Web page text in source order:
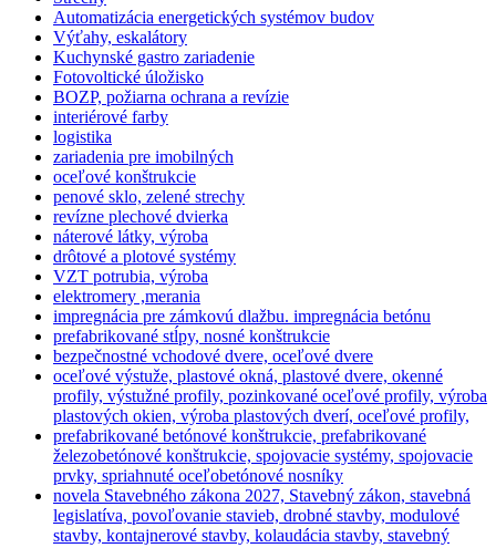
Automatizácia energetických systémov budov
Výťahy, eskalátory
Kuchynské gastro zariadenie
Fotovoltické úložisko
BOZP, požiarna ochrana a revízie
interiérové farby
logistika
zariadenia pre imobilných
oceľové konštrukcie
penové sklo, zelené strechy
revízne plechové dvierka
náterové látky, výroba
drôtové a plotové systémy
VZT potrubia, výroba
elektromery ,merania
impregnácia pre zámkovú dlažbu. impregnácia betónu
prefabrikované stĺpy, nosné konštrukcie
bezpečnostné vchodové dvere, oceľové dvere
oceľové výstuže, plastové okná, plastové dvere, okenné
profily, výstužné profily, pozinkované oceľové profily, výroba
plastových okien, výroba plastových dverí, oceľové profily,
prefabrikované betónové konštrukcie, prefabrikované
železobetónové konštrukcie, spojovacie systémy, spojovacie
prvky, spriahnuté oceľobetónové nosníky
novela Stavebného zákona 2027, Stavebný zákon, stavebná
legislatíva, povoľovanie stavieb, drobné stavby, modulové
stavby, kontajnerové stavby, kolaudácia stavby, stavebný